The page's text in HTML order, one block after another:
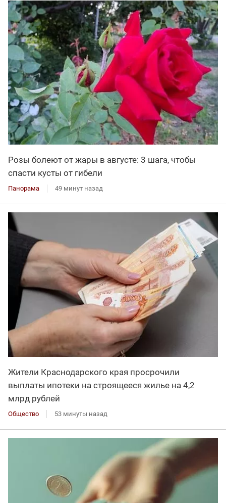
Розы болеют от жары в августе: 3 шага, чтобы
спасти кусты от гибели
Панорама 49 минут назад
Жители Краснодарского края просрочили
выплаты ипотеки на строящееся жилье на 4,2
млрд рублей
Общество 53 минуты назад